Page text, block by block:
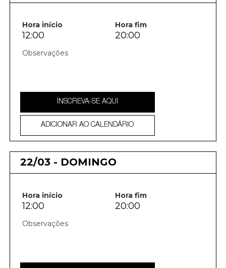
Hora início Hora fim
12:00 20:00
INSCREVA-SE AQUI
ADICIONAR AO CALENDÁRIO
22/03 - DOMINGO
Hora início Hora fim
12:00 20:00